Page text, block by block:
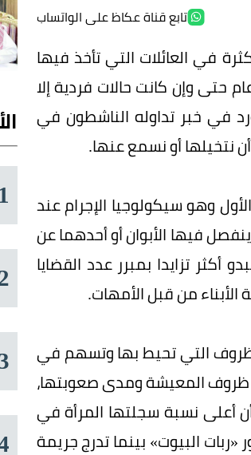
تابع قناة عكاظ على الواتساب
في العائلات التي تأخذ فيها
حتى وإن كانت حالات فردية إلا
في خبر تداوله الناشطون في
نتخيلها أو نسمع عنها.
وهو سيكولوجيا الإجرام عند
فيها الأبوان أو أحدهما عن
أكثر تزايدا بمبرر عدد القضايا
من قبل الأمهات.
التي تحيط بها وتسهم في
ظروف المعيشة ومدى صعوبتها،
أعلى نسبة سجلتها المرأة في
البيوت» بينما تدرج جريمة
1